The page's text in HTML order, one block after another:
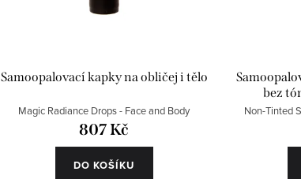
Samoopalovací kapky na obličej i tělo
Magic Radiance Drops - Face and Body
807 Kč
DO KOŠÍKU
bez
Non-Tinted